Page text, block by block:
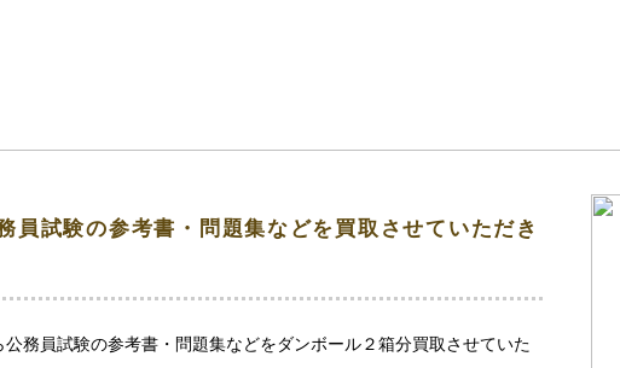
員試験の参考書・問題集などを買取させていただき
務員試験の参考書・問題集などをダンボール２箱分買取させていた